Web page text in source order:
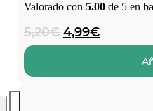
Valorado con 5.00 de 5 en
5,20€ El
precio
era:
4,99€El
precio
es: